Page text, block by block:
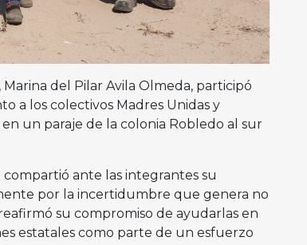
Marina del Pilar Avila Olmeda, participó
a los colectivos Madres Unidas y
un paraje de la colonia Robledo al sur
ante las integrantes su
por la incertidumbre que genera no
su compromiso de ayudarlas en
estatales como parte de un esfuerzo